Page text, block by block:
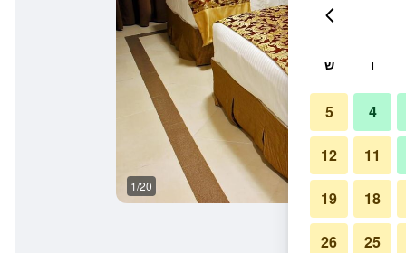
1/20
ו ש
4
5
11
12
18
19
25
26